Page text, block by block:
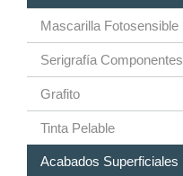
Mascarilla Fotosensible
Serigrafía Componentes
Grafito
Tinta Pelable
Acabados Superficiales